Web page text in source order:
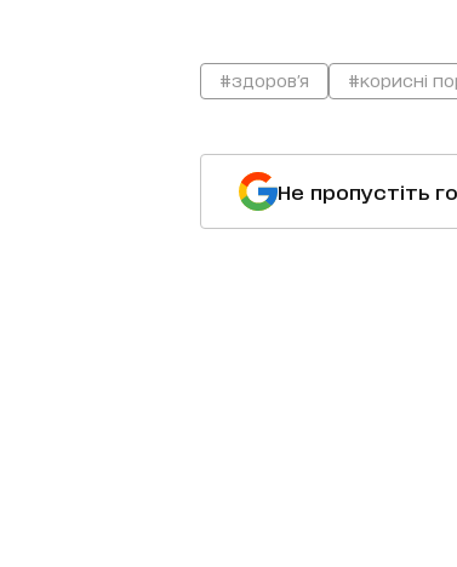
#здоров'я #корисні
Не пропустіть